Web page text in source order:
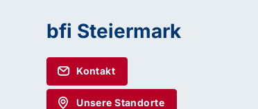
bfi Steiermark
Kontakt
Unsere Standorte